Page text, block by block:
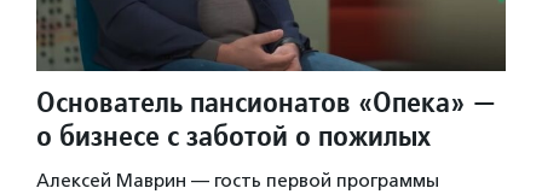
Основатель пансионатов «Опека» —
о бизнесе с заботой о пожилых
Алексей Маврин — гость первой программы